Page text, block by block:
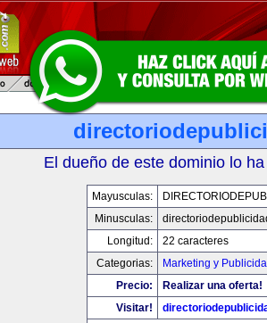
El dueño de este dominio lo
Mayusculas:
Minusculas:
Longitud:
22 caracteres
Categorias:
Marketing y
Precio:
Realizar una oferta!
Visitar!